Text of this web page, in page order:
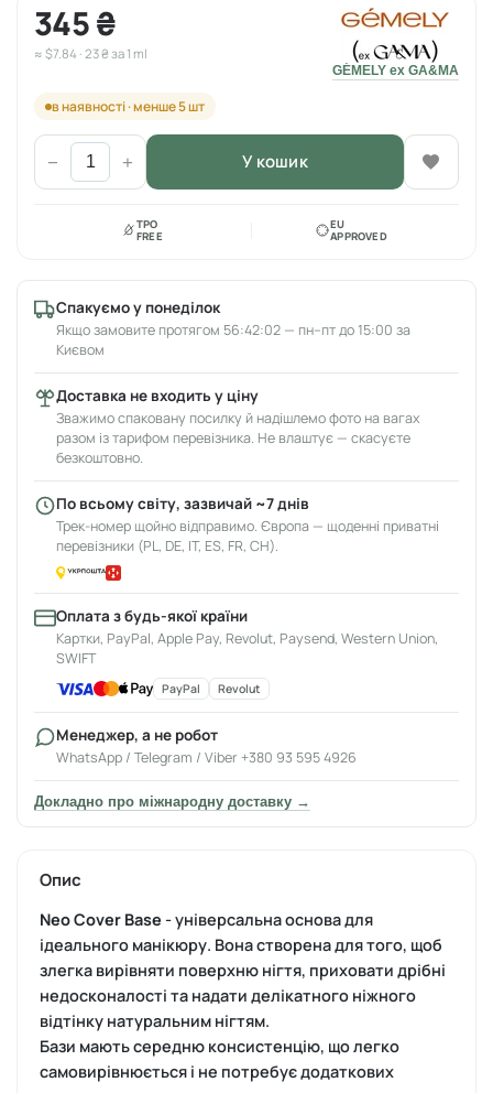
345 ₴
≈ $7.84 · 23 ₴ за 1 ml
GÉMELY ex GA&MA
в наявності · менше 5 шт
− + У кошик
TPO
FREE
EU
APPROVED
Спакуємо у понеділок
Якщо замовите протягом 56:42:02 — пн–пт до 15:00 за
Києвом
Доставка не входить у ціну
Зважимо спаковану посилку й надішлемо фото на вагах
разом із тарифом перевізника. Не влаштує — скасуєте
безкоштовно.
По всьому світу, зазвичай ~7 днів
Трек-номер щойно відправимо. Європа — щоденні приватні
перевізники (PL, DE, IT, ES, FR, CH).
Оплата з будь-якої країни
Картки, PayPal, Apple Pay, Revolut, Paysend, Western Union,
SWIFT
PayPal Revolut
Менеджер, а не робот
WhatsApp / Telegram / Viber +380 93 595 4926
Докладно про міжнародну доставку →
Опис
Neo Cover Base - універсальна основа для
ідеального манікюру. Вона створена для того, щоб
злегка вирівняти поверхню нігтя, приховати дрібні
недосконалості та надати делікатного ніжного
відтінку натуральним нігтям.
Бази мають середню консистенцію, що легко
самовирівнюється і не потребує додаткових